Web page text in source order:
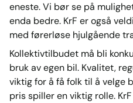
eneste. Vi bør se på
enda bedre. KrF er også
med førerløse hjulgående
Kollektivtilbudet må bli
bruk av egen bil. Kvalitet,
viktig for å få folk til å velge
pris spiller en viktig rolle.